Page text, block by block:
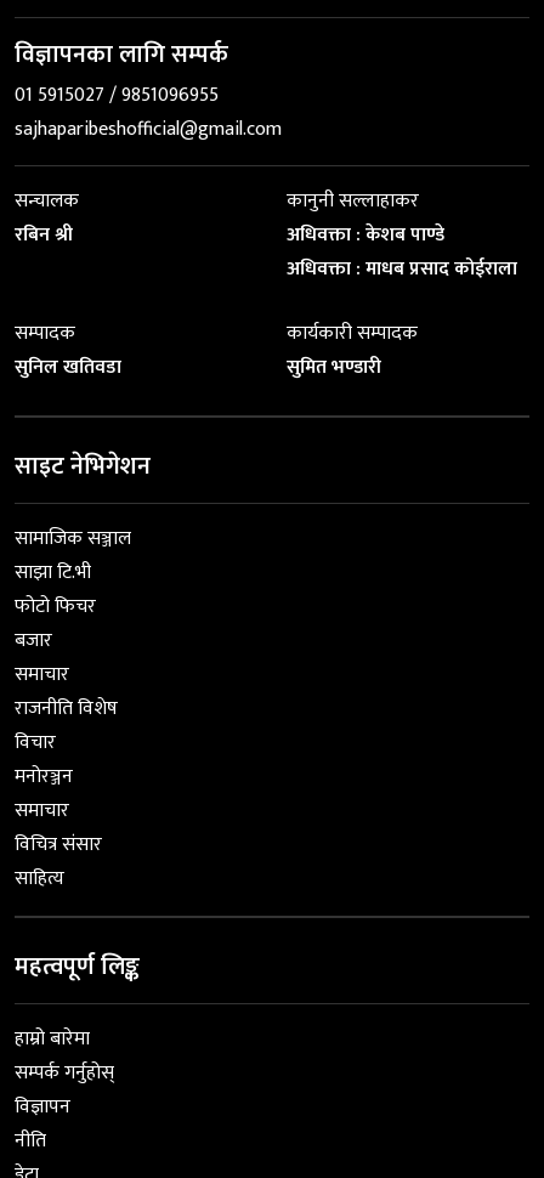
विज्ञापनका लागि सम्पर्क
01 5915027 / 9851096955
sajhaparibeshofficial@gmail.com
सन्चालक
रबिन श्री
कानुनी सल्लाहाकर
अधिवक्ता : केशब पाण्डे
अधिवक्ता : माधब प्रसाद कोईराला
सम्पादक
सुनिल खतिवडा
कार्यकारी सम्पादक
सुमित भण्डारी
साइट नेभिगेशन
सामाजिक सञ्जाल
साझा टि.भी
फोटो फिचर
बजार
समाचार
राजनीति विशेष
विचार
मनोरञ्जन
समाचार
विचित्र संसार
साहित्य
महत्वपूर्ण लिङ्क
हाम्रो बारेमा
सम्पर्क गर्नुहोस्
विज्ञापन
नीति